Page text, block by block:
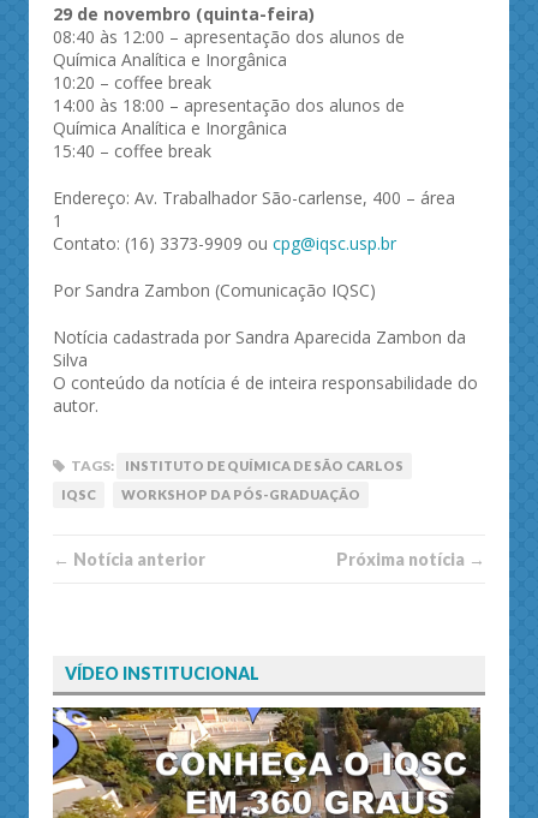
29 de novembro (quinta-feira)
08:40 às 12:00 – apresentação dos alunos de
Química Analítica e Inorgânica
10:20 – coffee break
14:00 às 18:00 – apresentação dos alunos de
Química Analítica e Inorgânica
15:40 – coffee break
Endereço: Av. Trabalhador São-carlense, 400 – área
1
Contato: (16) 3373-9909 ou cpg@iqsc.usp.br
Por Sandra Zambon (Comunicação IQSC)
Notícia cadastrada por Sandra Aparecida Zambon da
Silva
O conteúdo da notícia é de inteira responsabilidade do
autor.
TAGS:
INSTITUTO DE QUÍMICA DE SÃO CARLOS
IQSC
WORKSHOP DA PÓS-GRADUAÇÃO
← Notí­cia anterior Próxima notí­­cia →
VÍDEO INSTITUCIONAL